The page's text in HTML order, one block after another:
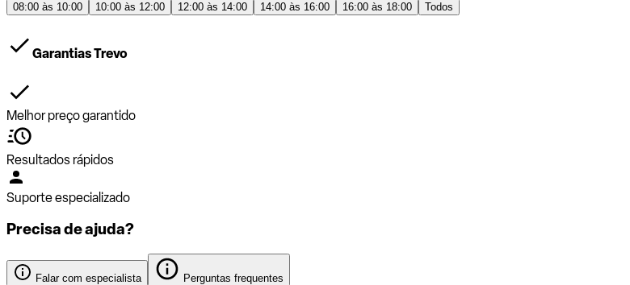
08:00 às 10:00 10:00 às 12:00 12:00 às 14:00 14:00 às 16:00 16:00 às 18:00 Todos
Garantias Trevo
Melhor preço garantido
Resultados rápidos
Suporte especializado
Precisa de ajuda?
Falar com especialista Perguntas frequentes